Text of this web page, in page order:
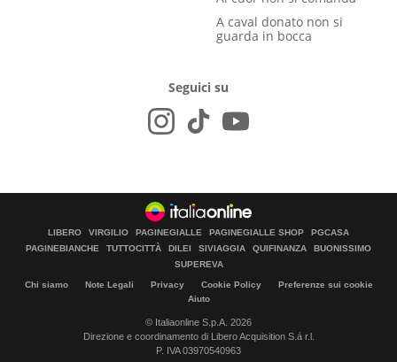
A caval donato non si
guarda in bocca
Seguici su
LIBERO VIRGILIO PAGINEGIALLE PAGINEGIALLE SHOP
PGCASA
PAGINEBIANCHE
TUTTOCITTÀ DILEI SIVIAGGIA QUIFINANZA
BUONISSIMO
SUPEREVA
Chi siamo Note Legali Privacy Cookie Policy
Preferenze sui cookie
Aiuto
© Italiaonline S.p.A. 2026
Direzione e coordinamento di Libero Acquisition S.á r.l.
P. IVA 03970540963